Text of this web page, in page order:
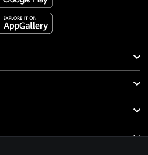
ต้องเชื่อที่ผมพูดก็ได้ ลองไปพิสูจน์ดูเอง
น
ใจอะไรผมนักหนา เรื่องส่วนตัวหรือเรื่อง
ทำดีกับฉัน แล้วจะเปลี่ยนใจฉันได้เหรอ